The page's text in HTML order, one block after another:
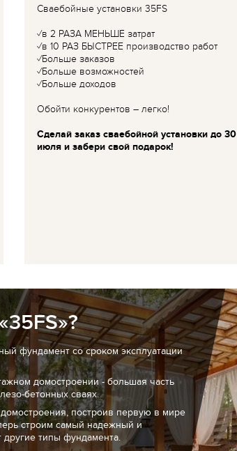
Сваебойные установки 35FS
✓в 2 РАЗА МЕНЬШЕ затрат
✓в 10 РАЗ БЫСТРЕЕ производство работ
✓Больше заказов
✓Больше возможностей
✓Больше доходов
Обойти конкурентов – легко!
Сделай заказ сваебойной установки до 30
июля и забери свой подарок!
фундамент со сроком эксплуатации
домостроении - большая часть
бетонных сваях.
построив первую в мире
строим самый надежный и
другие типы фундамента.